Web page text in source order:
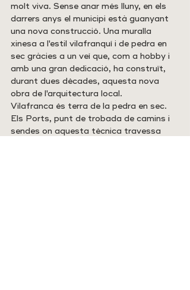
molt viva. Sense anar més lluny, en els
darrers anys el municipi està guanyant
una nova construcció. Una muralla
xinesa a l'estil vilafranquí i de pedra en
sec gràcies a un veí que, com a hobby i
amb una gran dedicació, ha construït,
durant dues dècades, aquesta nova
obra de l'arquitectura local.
Vilafranca és terra de la pedra en sec.
Els Ports, punt de trobada de camins i
sendes on aquesta tècnica travessa